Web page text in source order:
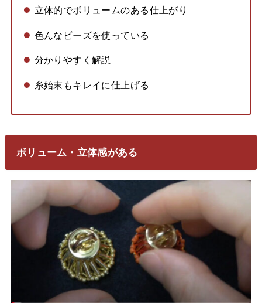
立体的でボリュームのある仕上がり
色んなビーズを使っている
分かりやすく解説
糸始末もキレイに仕上げる
ボリューム・立体感がある